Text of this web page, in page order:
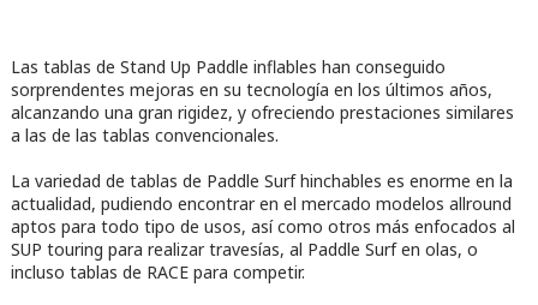
Las tablas de Stand Up Paddle inflables han conseguido
sorprendentes mejoras en su tecnología en los últimos años,
alcanzando una gran rigidez, y ofreciendo prestaciones similares
a las de las tablas convencionales.
La variedad de tablas de Paddle Surf hinchables es enorme en la
actualidad, pudiendo encontrar en el mercado modelos allround
aptos para todo tipo de usos, así como otros más enfocados al
SUP touring para realizar travesías, al Paddle Surf en olas, o
incluso tablas de RACE para competir.